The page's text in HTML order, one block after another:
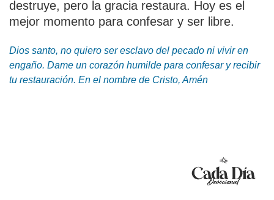
destruye, pero la gracia restaura. Hoy es el
mejor momento para confesar y ser libre.
Dios santo, no quiero ser esclavo del pecado ni vivir en
engaño. Dame un corazón humilde para confesar y recibir
tu restauración. En el nombre de Cristo, Amén